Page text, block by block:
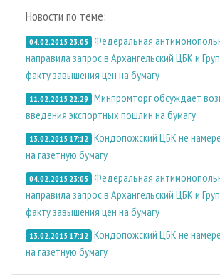
Новости по теме:
04.02.2015 23:05 Федеральная
направила запрос в Архангельский ЦБК и
факту завышения цен на бумагу
11.02.2015 22:29 Минпромторг обсуждает
введения экспортных пошлин на бумагу
13.02.2015 17:12 Кондопожский ЦБК не
на газетную бумагу
04.02.2015 23:05 Федеральная
направила запрос в Архангельский ЦБК и
факту завышения цен на бумагу
13.02.2015 17:12 Кондопожский ЦБК не
на газетную бумагу